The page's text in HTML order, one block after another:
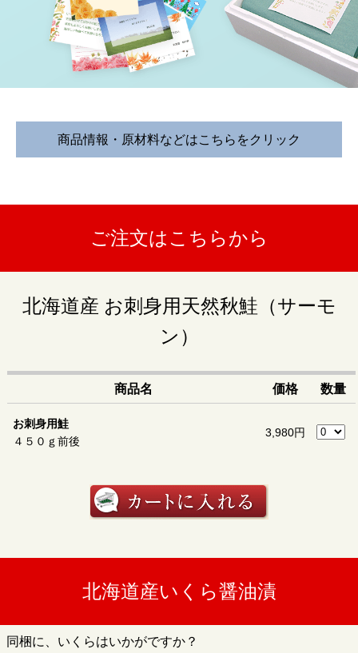
商品情報・原材料などはこちらをクリック
剤、調味料（アミノ酸）、酸化防止剤
含む）
合、1ヶ月程度が目安です。
発送方法
をご確認下さい。
ご注文はこちらから
北海道産 お刺身用天然秋鮭（サーモ
ン）
商品名 価格 数量
お刺身用鮭
４５０ｇ前後
3,980円
北海道産いくら醤油漬
同梱に、いくらはいかがですか？